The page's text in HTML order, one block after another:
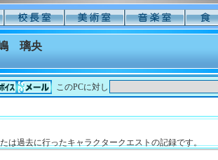
嶋 璃央
このPCに対し
は過去に行ったキャラクタークエストの記録です。